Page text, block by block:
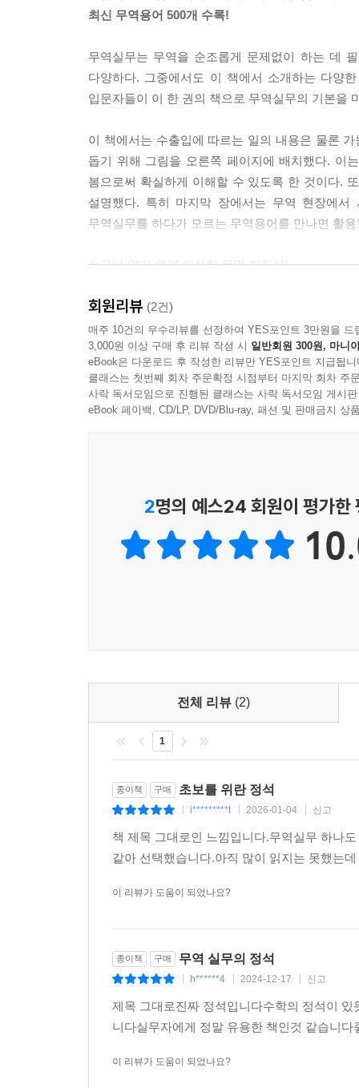
을 확인한 후, 매입 시 신용장원본에 수정분을 첨
--- p.196
C)이다. 신용장은 수입자의 거래은행이 수출자에
의뢰하고 대금을 수령한다. 따라서 수출자에게는
--- p.213
무역서류는 다양하며 각각의 서류에는 그 역할
--- p.288
최신 무역용어 500개 수록!
무역실무는 무역을 순조롭게 문제없이 하는 데
다양하다. 그중에서도 이 책에서 소개하는 다양
입문자들이 이 한 권의 책으로 무역실무의 기본을
이 책에서는 수출입에 따르는 일의 내용은 물론
돕기 위해 그림을 오른쪽 페이지에 배치했다. 이
봄으로써 확실하게 이해할 수 있도록 한 것이다.
설명했다. 특히 마지막 장에서는 무역 현장에
무역실무를 하다가 모르는 무역용어를 만나면 활
누구나 알기 쉽게 해설한 무역 지침서!
먼저 무역을 처음 시작하는 분들을 위해 어떻게
관련되는 사람들, 무역실무와 국내거래의 차이
있도록 수출·수입의 흐름은 물론 각 업무의 흐름
해외시장조사부터 신용장을 포함한 대금결제 관
알아야 한다. 따라서 무역을 처음 시작할 때 기
회원리뷰 (2건)
매주 10건의 우수리뷰를 선정하여 YES포인트 3만원을 드
3,000원 이상 구매 후 리뷰 작성 시 일반회원 300원, 마니
eBook은 다운로드 후 작성한 리뷰만 YES포인트 지급됩니
클래스는 첫번째 회차 주문확정 시점부터 마지막 회차 주
사락 독서모임으로 진행된 클래스는 사락 독서모임 게시
eBook 페이백, CD/LP, DVD/Blu-ray, 패션 및 판매금지 상
2명의 예스24 회원이 평가한
전체 리뷰 (2)
1
종이책 구매 초보를 위란 정석
i*********t 2026-01-04 신고
책 제목 그대로인 느낌입니다.무역실무 하나
같아 선택했습니다.아직 많이 읽지는 못했는
이 리뷰가 도움이 되었나요?
종이책 구매 무역 실무의 정석
h******4 2024-12-17 신고
제목 그대로진짜 정석입니다수학의 정석이
니다실무자에게 정말 유용한 책인것 같습니
이 리뷰가 도움이 되었나요?